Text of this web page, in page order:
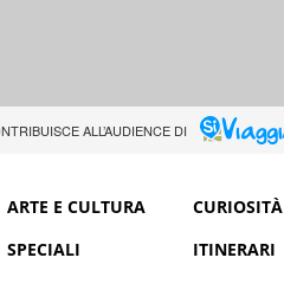
ALL’AUDIENCE DI
ARTE E CULTURA CURIOSITÀ
SPECIALI ITINERARI